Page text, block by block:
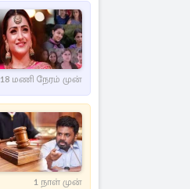
18 மணி நேரம் முன்
1 நாள் முன்